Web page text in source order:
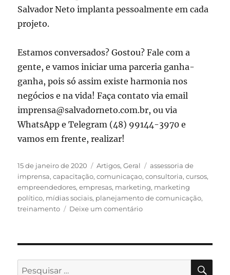
Salvador Neto implanta pessoalmente em cada
projeto.
Estamos conversados? Gostou? Fale com a
gente, e vamos iniciar uma parceria ganha-
ganha, pois só assim existe harmonia nos
negócios e na vida! Faça contato via email
imprensa@salvadorneto.com.br, ou via
WhatsApp e Telegram (48) 99144-3970 e
vamos em frente, realizar!
Publicado
em
15 de janeiro de 2020 Categorias
Artigos,Geral Tags
assessoria de
imprensa,capacitação,comunicaçao,consultoria,cursos,
empreendedores,empresas, marketing, marketing
político, mídias sociais, planejamento de comunicação,
treinamento
Deixe um comentárioem
Pesquisar